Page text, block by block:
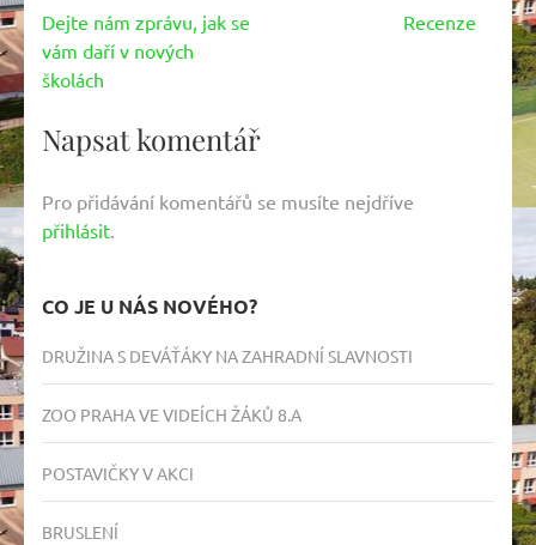
Navigace
pro
příspěvek
Dejte nám zprávu, jak se
vám daří v nových
školách
Recenze
Napsat komentář
Pro přidávání komentářů se musíte nejdříve
přihlásit.
CO JE U NÁS NOVÉHO?
DRUŽINA S DEVÁŤÁKY NA ZAHRADNÍ SLAVNOSTI
ZOO PRAHA VE VIDEÍCH ŽÁKŮ 8.A
POSTAVIČKY V AKCI
BRUSLENÍ